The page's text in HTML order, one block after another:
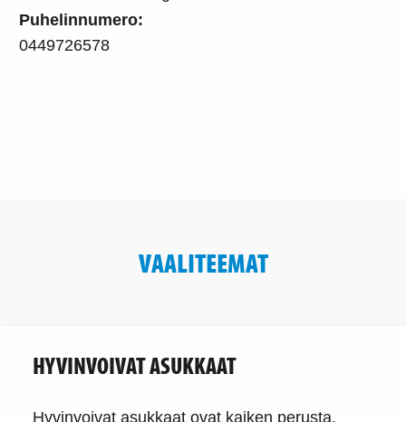
Puhelinnumero:
0449726578
VAALITEEMAT
HYVINVOIVAT ASUKKAAT
Hyvinvoivat asukkaat ovat kaiken perusta.